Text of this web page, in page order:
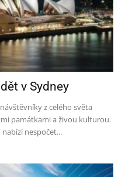
v Sydney
z celého světa
památkami a živou kulturou.
nespočet...